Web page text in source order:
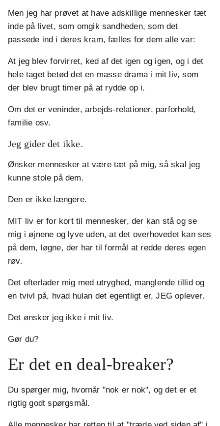
Men jeg har prøvet at have adskillige mennesker tæt
inde på livet, som omgik sandheden, som det
passede ind i deres kram, fælles for dem alle var:
At jeg blev forvirret, ked af det igen og igen, og i det
hele taget betød det en masse drama i mit liv, som
der blev brugt timer på at rydde op i.
Om det er veninder, arbejds-relationer, parforhold,
familie osv.
Jeg gider det ikke.
Ønsker mennesker at være tæt på mig, så skal jeg
kunne stole på dem.
Den er ikke længere.
MIT liv er for kort til mennesker, der kan stå og se
mig i øjnene og lyve uden, at det overhovedet kan ses
på dem, løgne, der har til formål at redde deres egen
røv.
Det efterlader mig med utryghed, manglende tillid og
en tvivl på, hvad hulan det egentligt er, JEG oplever.
Det ønsker jeg ikke i mit liv.
Gør du?
Er det en deal-breaker?
Du spørger mig, hvornår "nok er nok", og det er et
rigtig godt spørgsmål.